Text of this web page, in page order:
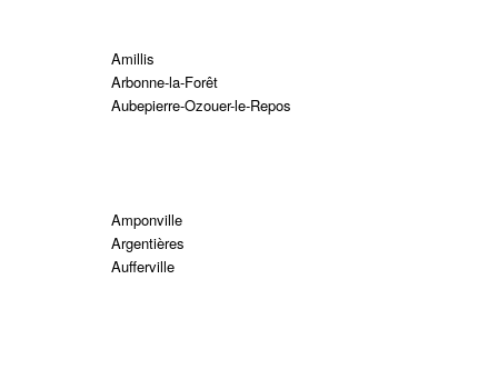
Amillis
Arbonne-la-Forêt
Aubepierre-Ozouer-le-Repos
Amponville
Argentières
Aufferville